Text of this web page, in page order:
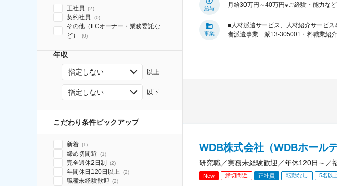
正社員 (2)
契約社員 (0)
その他（FCオーナー・業務委託な
ど）
(0)
年収
指定しない 以上
指定しない 以下
こだわり条件ピックアップ
新着 (1)
締め切間近 (1)
完全週休2日制 (2)
年間休日120日以上 (2)
職種未経験歓迎 (2)
給与
月給30万円～40万円※ご経験・能力な
事業
■人材派遣サービス、人材紹介サービ
者派遣事業 派13-305001・料職業紹介
WDB株式会社（WDBホール
研究職／実務未経験歓迎／年休120日～／
New 締切間近 正社員 転勤なし 5名以